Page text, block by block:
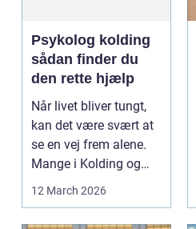
Psykolog kolding
sådan finder du
den rette hjælp
Når livet bliver tungt,
kan det være svært at
se en vej frem alene.
Mange i Kolding og
omegn søger p...
12 March 2026